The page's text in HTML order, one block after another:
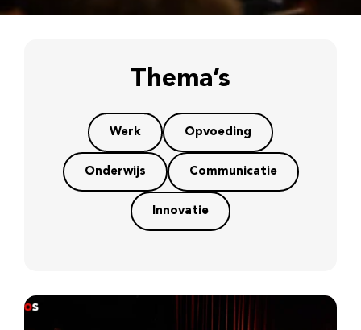
Thema’s
Werk Opvoeding
Onderwijs Communicatie
Innovatie